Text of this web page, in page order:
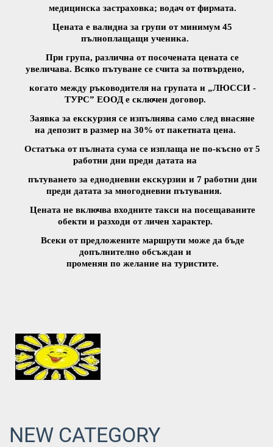
медицинска застраховка; водач от фирмата.
Цената е валидна за групи от минимум 45
пълноплащащи ученика.
При група, различна от посочената цената се
увеличава. Всяко пътуване се счита за потвърдено,
когато между ръководителя на групата и „ЛЮССИ -
ТУРС” ЕООД е сключен договор.
Заявка за екскурзия се изпълнява само след внасяне
на депозит в размер на 30% от пакетната цена.
Остатъка от пълната сума се изплаща не по-късно от 5
работни дни преди датата на
пътуването за еднодневни екскурзии и 7 работни дни
преди датата за многодневни пътувания.
Цената не включва входните такси на посещаваните
обекти и разходи от личен характер.
Всеки от предложените маршрути може да бъде
допълнително обсъждан и
променян по желание на туристите.
NEW CATEGORY